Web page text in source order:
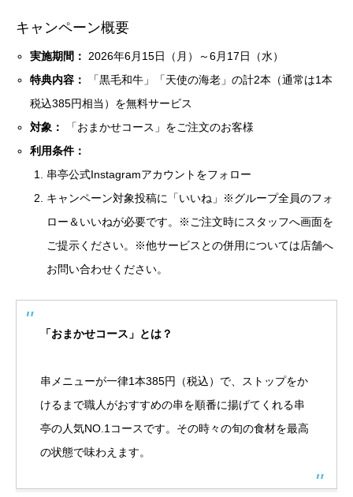
キャンペーン概要
実施期間：
2026年6月15日（月）～6月17日（水）
特典内容：
「黒毛和牛」「天使の海老」の計2本（通常は1本
税込385円相当）を無料サービス
対象：
「おまかせコース」をご注文のお客様
利用条件：
串亭公式Instagramアカウントをフォロー
キャンペーン対象投稿に「いいね」※グループ全員のフォ
ロー＆いいねが必要です。※ご注文時にスタッフへ画面を
ご提示ください。※他サービスとの併用については店舗へ
お問い合わせください。
「おまかせコース」とは？
串メニューが一律1本385円（税込）で、ストップをか
けるまで職人がおすすめの串を順番に揚げてくれる串
亭の人気NO.1コースです。その時々の旬の食材を最高
の状態で味わえます。